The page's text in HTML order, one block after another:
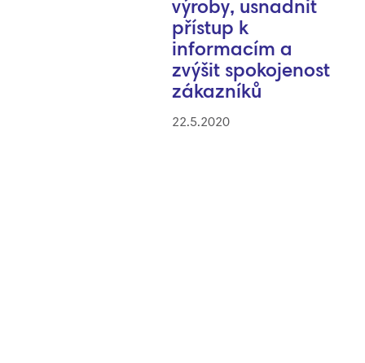
výroby, usnadnit
přístup k
informacím a
zvýšit spokojenost
zákazníků
22.5.2020